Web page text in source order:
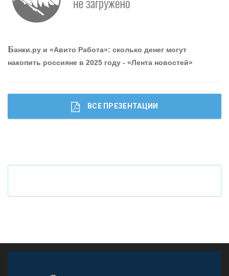
привлечь и удержать персонал - «Интервью»
Что будет с наличными деньгами при цифровом
Банки.ру и «Авито Работа»: сколько денег могут
накопить россияне в 2025 году - «Лента новостей»
ВСЕ ПРЕЗЕНТАЦИИ